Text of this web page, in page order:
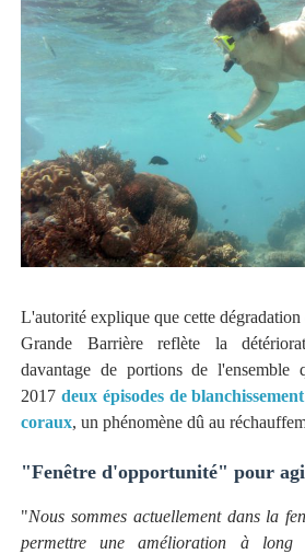
L'autorité explique que cette dégradation
Grande Barrière reflète la
davantage de portions de
2017 deux épisodes de
coraux, un phénomène dû au
"Fenêtre d'opportunité" pour
"Nous sommes actuellement dans la
permettre une amélioration à